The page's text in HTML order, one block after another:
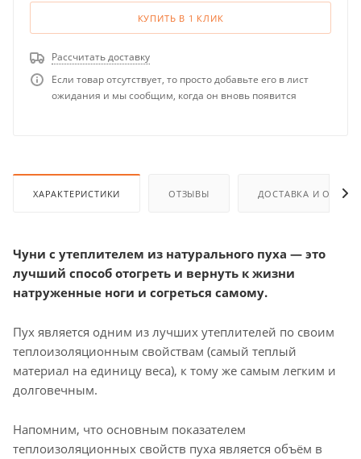
КУПИТЬ В 1 КЛИК
Рассчитать доставку
Если товар отсутствует, то просто добавьте его в лист
ожидания и мы сообщим, когда он вновь появится
ХАРАКТЕРИСТИКИ ОТЗЫВЫ ДОСТАВКА И
Чуни с утеплителем из натурального пуха — это
лучший способ отогреть и вернуть к жизни
натруженные ноги и согреться самому.
Пух является одним из лучших утеплителей по своим
теплоизоляционным свойствам (самый теплый
материал на единицу веса), к тому же самым легким и
долговечным.
Напомним, что основным показателем
теплоизоляционных свойств пуха является объём в